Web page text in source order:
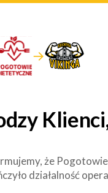
→
że Pogotowie
działalność